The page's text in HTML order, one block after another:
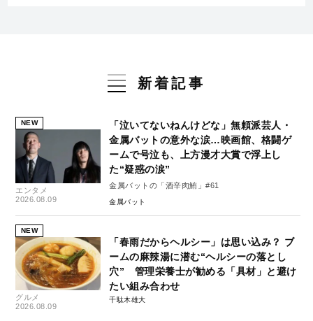
新着記事
NEW
エンタメ
2026.08.09
「泣いてないねんけどな」無頼派芸人・
金属バットの意外な涙…映画館、格闘ゲ
ームで号泣も、上方漫才大賞で浮上し
た“疑惑の涙”
金属バットの「酒辛肉鮪」#61
金属バット
NEW
グルメ
2026.08.09
「春雨だからヘルシー」は思い込み？ ブ
ームの麻辣湯に潜む“ヘルシーの落とし
穴” 管理栄養士が勧める「具材」と避け
たい組み合わせ
千駄木雄大